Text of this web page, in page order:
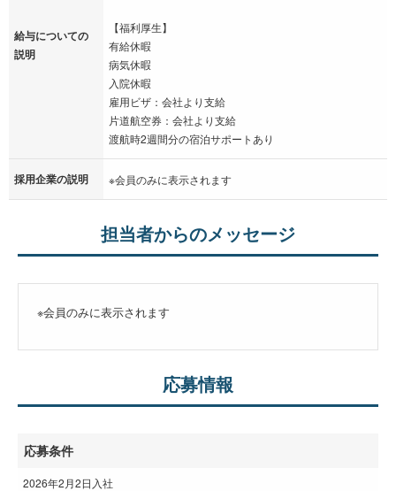
給与についての
説明
【福利厚生】
有給休暇
病気休暇
入院休暇
雇用ビザ：会社より支給
片道航空券：会社より支給
渡航時2週間分の宿泊サポートあり
採用企業の説明 ※会員のみに表示されます
担当者からのメッセージ
※会員のみに表示されます
応募情報
応募条件
2026年2月2日入社